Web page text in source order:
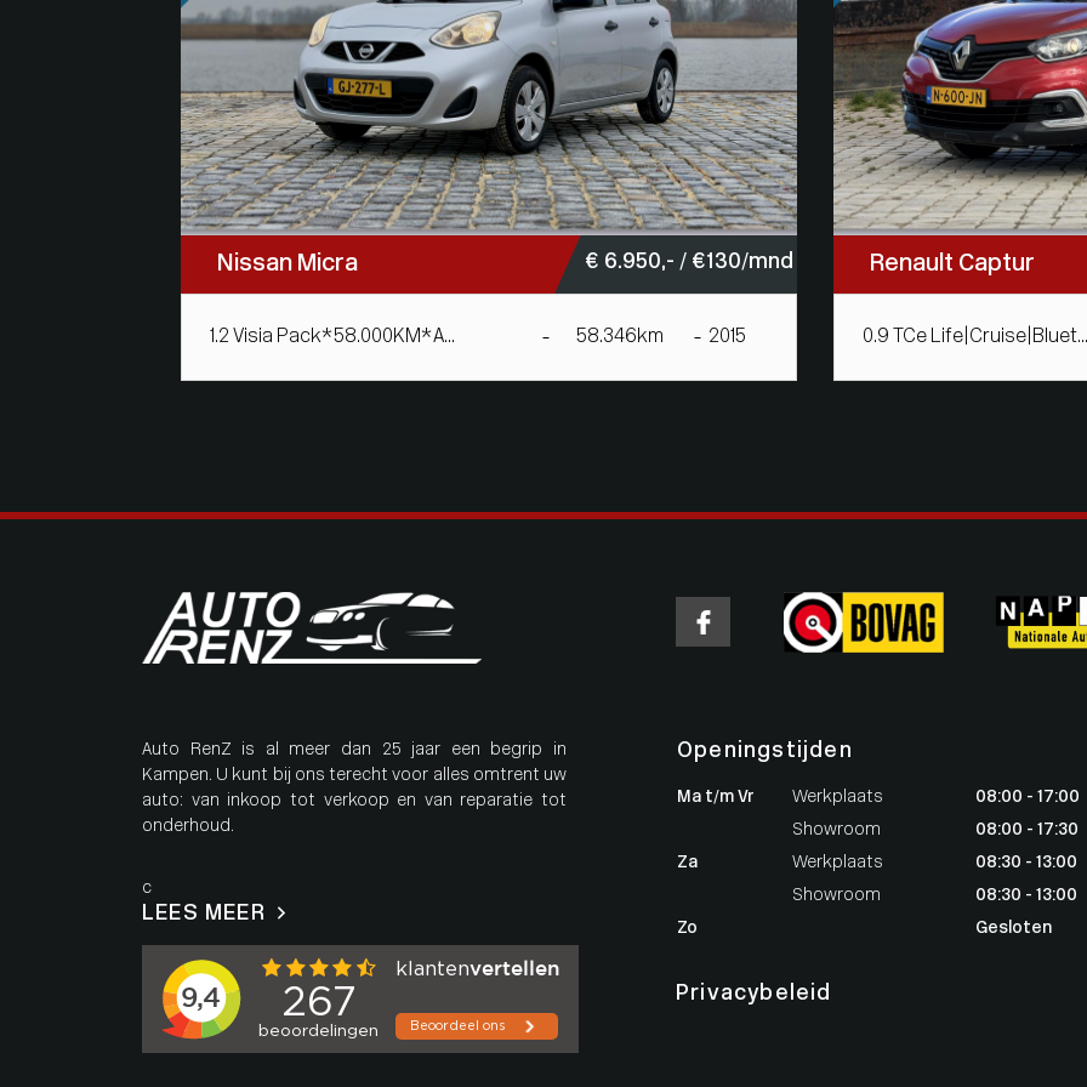
Nissan Micra € 6.950,- / € 130/mnd
1.2 Visia Pack*58.000KM*A... 58.346km 2015
Renault Captur
0.9 TCe Life|Cruise|Bluet...
Auto RenZ is al meer dan 25 jaar een begrip in
Kampen. U kunt bij ons terecht voor alles omtrent uw
auto: van inkoop tot verkoop en van reparatie tot
onderhoud.
c
LEES MEER
Openingstijden
Ma t/m Vr
Werkplaats
Showroom
Za
Werkplaats
Showroom
Zo
08:00 - 17:00
08:00 - 17:30
08:30 - 13:00
08:30 - 13:00
Gesloten
Privacybeleid